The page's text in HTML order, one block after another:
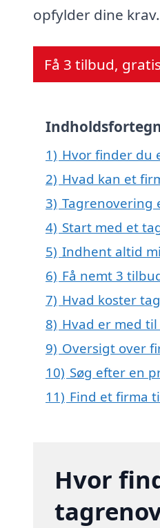
opfylder dine krav.
Få 3 tilbud,
1) Hvor finder du
2) Hvad kan et
3) Tagrenovering
4) Start med et
5) Indhent altid
6) Få nemt 3
7) Hvad koster
8) Hvad er med
9) Oversigt over
10) Søg efter en
11) Find et firma
Hvor